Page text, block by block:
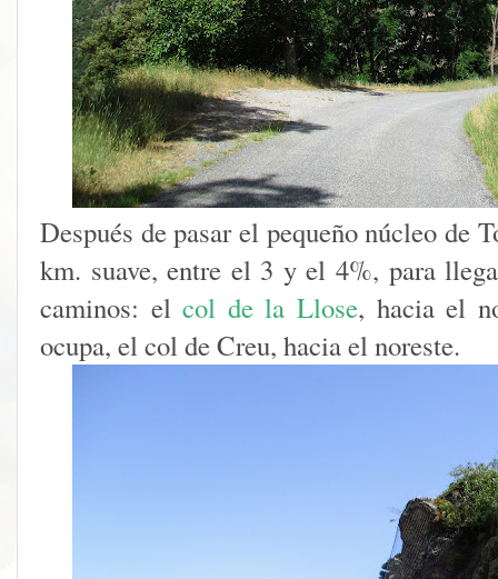
Después de pasar el pequeño núcleo de
km. suave, entre el 3 y el 4%, para
caminos: elcol de la Llose, hacia el
ocupa, el col de Creu, hacia el noreste.